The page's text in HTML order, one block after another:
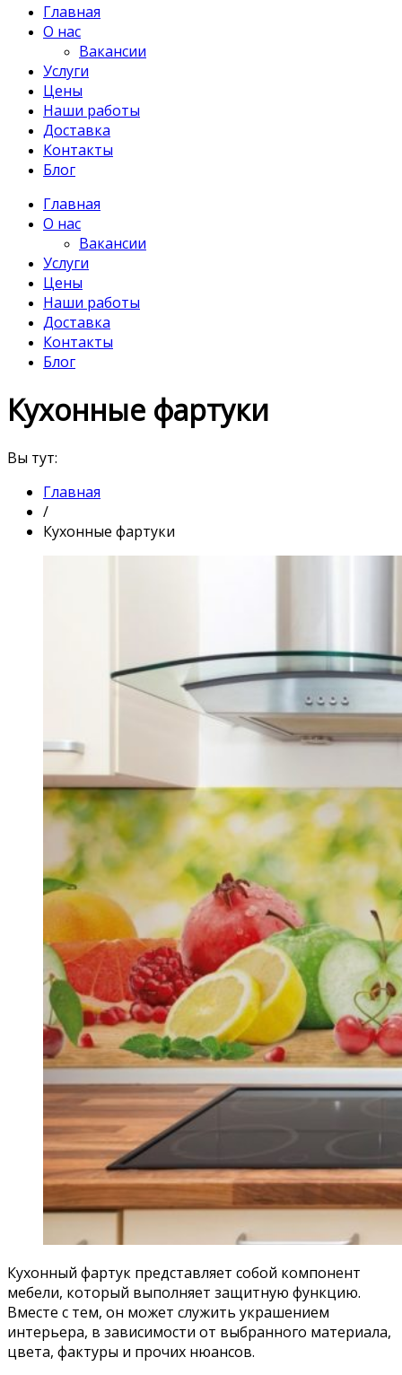
Главная
О нас
Вакансии
Услуги
Цены
Наши работы
Доставка
Контакты
Блог
Главная
О нас
Вакансии
Услуги
Цены
Наши работы
Доставка
Контакты
Блог
Кухонные фартуки
Вы тут:
Главная
/
Кухонные фартуки
Кухонный фартук представляет собой компонент
мебели, который выполняет защитную функцию.
Вместе с тем, он может служить украшением
интерьера, в зависимости от выбранного материала,
цвета, фактуры и прочих нюансов.